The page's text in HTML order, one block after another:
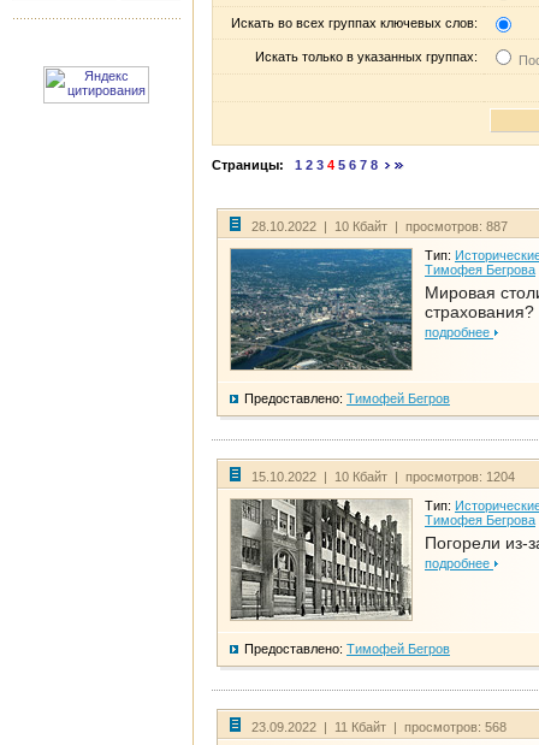
Искать во всех группах ключевых слов:
Искать только в указанных группах:
Страницы: 1 2 3 4 5 6 7 8
28.10.2022 | 10 Кбайт | просмотров: 887
Тип:
Тимофея Бегрова
Мировая
страхования?
подробнее
Предоставлено: Тимофей Бегров
15.10.2022 | 10 Кбайт | просмотров: 1204
Тип:
Тимофея Бегрова
Погорели из-
подробнее
Предоставлено: Тимофей Бегров
23.09.2022 | 11 Кбайт | просмотров: 568